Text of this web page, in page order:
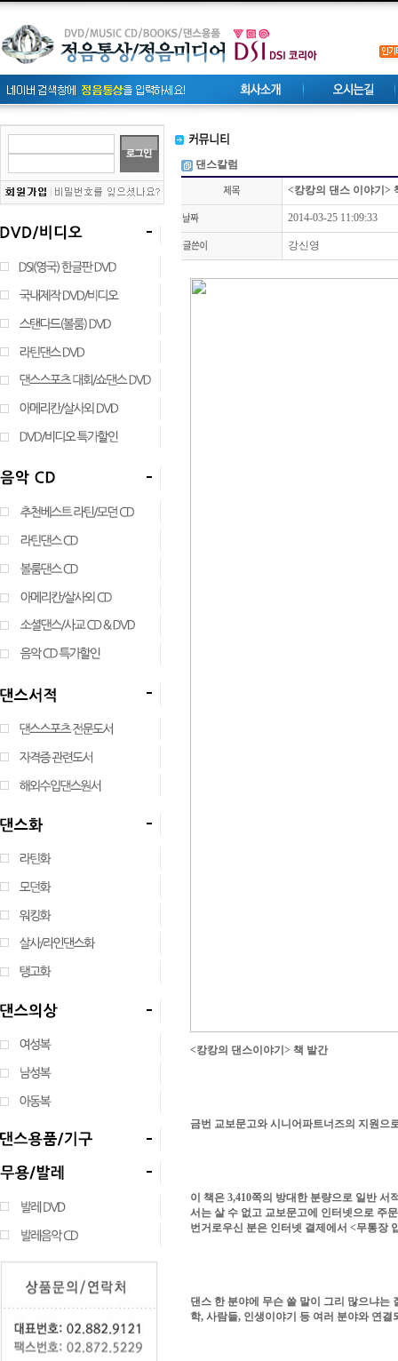
댄스칼럼
<캉캉의 댄스 이야기>
2014-03-25 11:09:33
강신영
<캉캉의 댄스이야기> 책 발간
금번 교보문고와 시니어파트너즈의 지원으
이 책은 3,410쪽의 방대한 분량으로 일반 서
서는 살 수 없고 교보문고에 인터넷으로 주
번거로우신 분은 인터넷 결제에서 <무통장
댄스 한 분야에 무슨 쓸 말이 그리 많으냐는
학, 사람들, 인생이야기 등 여러 분야와 연